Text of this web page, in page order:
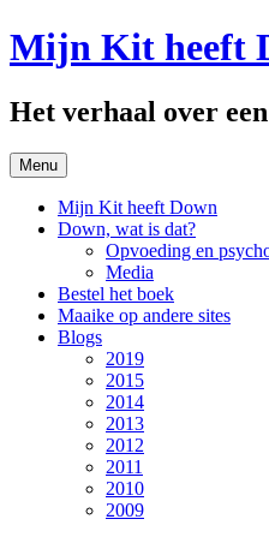
Spring
naar
Mijn Kit heeft
Het verhaal over
Menu
Mijn Kit heeft Down
Down, wat is dat?
Opvoeding en
Media
Bestel het boek
Maaike op andere sites
Blogs
2019
2015
2014
2013
2012
2011
2010
2009